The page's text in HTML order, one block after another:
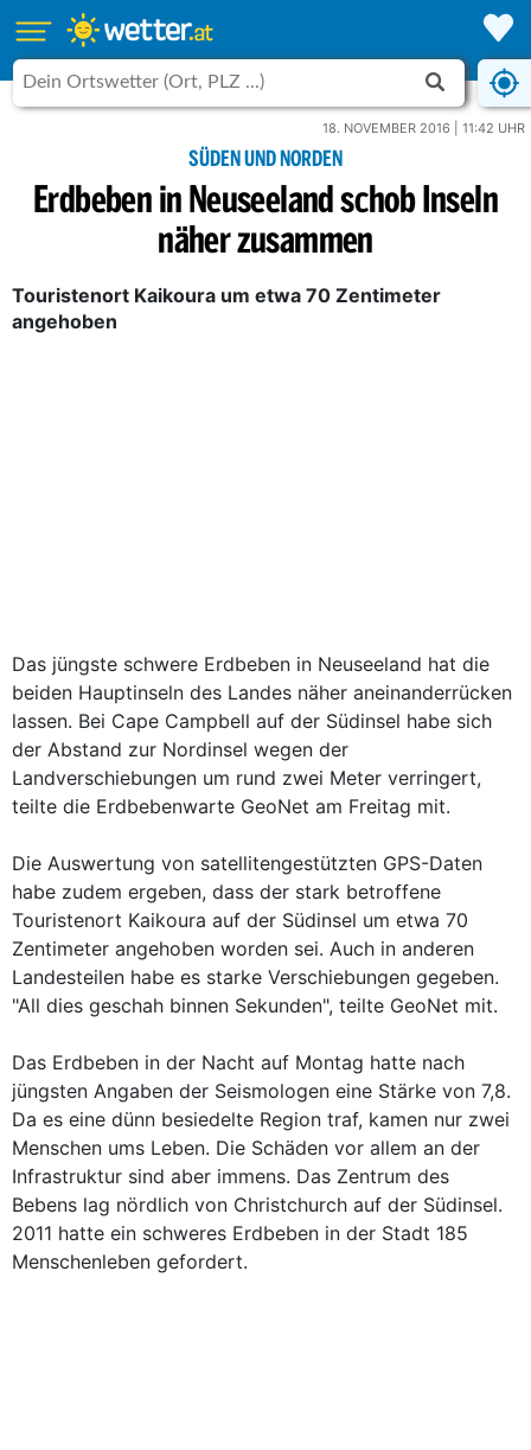
18. NOVEMBER 2016 | 11:42 UHR
SÜDEN UND NORDEN
Erdbeben in Neuseeland schob Inseln
näher zusammen
Touristenort Kaikoura um etwa 70 Zentimeter
angehoben
Das jüngste schwere Erdbeben in Neuseeland hat die
beiden Hauptinseln des Landes näher aneinanderrücken
lassen. Bei Cape Campbell auf der Südinsel habe sich
der Abstand zur Nordinsel wegen der
Landverschiebungen um rund zwei Meter verringert,
teilte die Erdbebenwarte GeoNet am Freitag mit.
Die Auswertung von satellitengestützten GPS-Daten
habe zudem ergeben, dass der stark betroffene
Touristenort Kaikoura auf der Südinsel um etwa 70
Zentimeter angehoben worden sei. Auch in anderen
Landesteilen habe es starke Verschiebungen gegeben.
"All dies geschah binnen Sekunden", teilte GeoNet mit.
Das Erdbeben in der Nacht auf Montag hatte nach
jüngsten Angaben der Seismologen eine Stärke von 7,8.
Da es eine dünn besiedelte Region traf, kamen nur zwei
Menschen ums Leben. Die Schäden vor allem an der
Infrastruktur sind aber immens. Das Zentrum des
Bebens lag nördlich von Christchurch auf der Südinsel.
2011 hatte ein schweres Erdbeben in der Stadt 185
Menschenleben gefordert.